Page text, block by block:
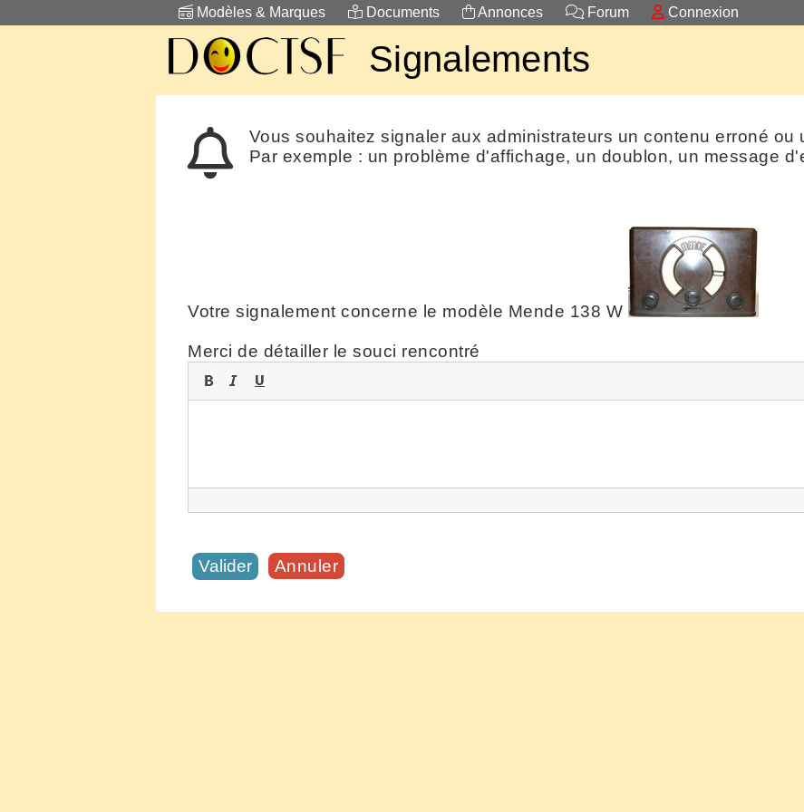
Modèles & Marques Documents Annonces Forum Connexion
Signalements
Vous souhaitez signaler aux administrateurs un contenu erroné ou
Par exemple : un problème d'affichage, un doublon, un message
Votre signalement concerne le modèle Mende 138 W
Merci de détailler le souci rencontré
Annuler